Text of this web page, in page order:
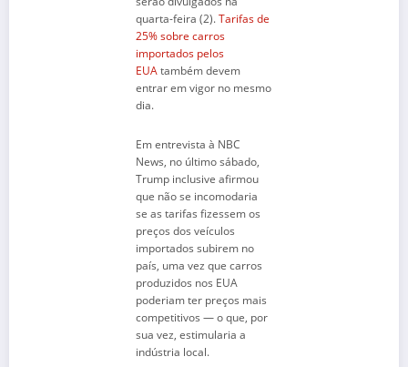
quarta-feira (2).Tarifas de
25% sobre carros
importados pelos
EUAtambém devem
entrar em vigor no mesmo
dia.
Em entrevista à NBC
News, no último sábado,
Trump inclusive afirmou
que não se incomodaria
se as tarifas fizessem os
preços dos veículos
importados subirem no
país, uma vez que carros
produzidos nos EUA
poderiam ter preços mais
competitivos — o que, por
sua vez, estimularia a
indústria local.